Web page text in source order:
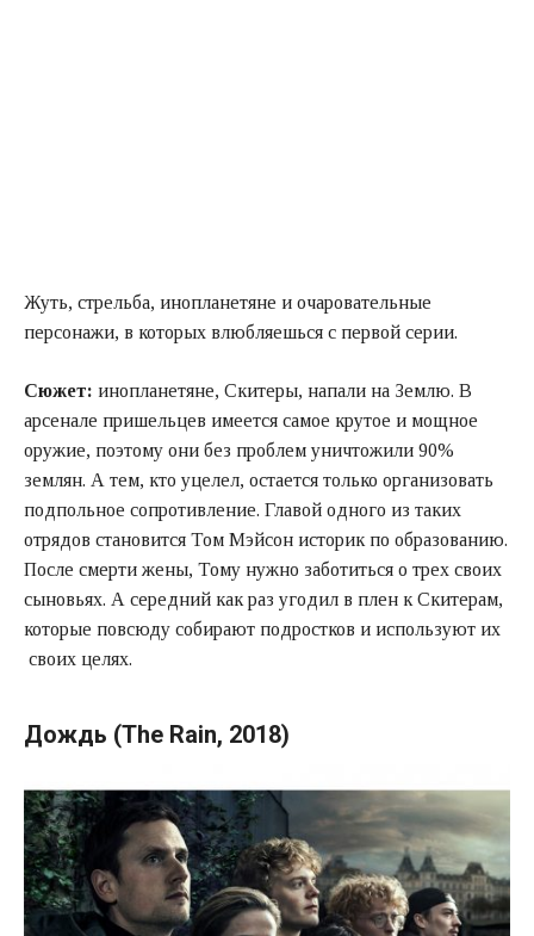
Жуть, стрельба, инопланетяне и очаровательные
персонажи, в которых влюбляешься с первой серии.
Сюжет: инопланетяне, Скитеры, напали на Землю. В
арсенале пришельцев имеется самое крутое и мощное
оружие, поэтому они без проблем уничтожили 90%
землян. А тем, кто уцелел, остается только организовать
подпольное сопротивление. Главой одного из таких
отрядов становится Том Мэйсон историк по образованию.
После смерти жены, Тому нужно заботиться о трех своих
сыновьях. А середний как раз угодил в плен к Скитерам,
которые повсюду собирают подростков и используют их
своих целях.
Дождь (The Rain, 2018)